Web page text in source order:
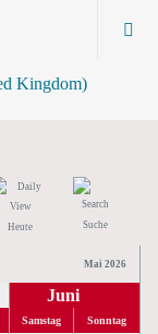
Heute Suche
Mai 2026
Juni
Samstag Sonntag